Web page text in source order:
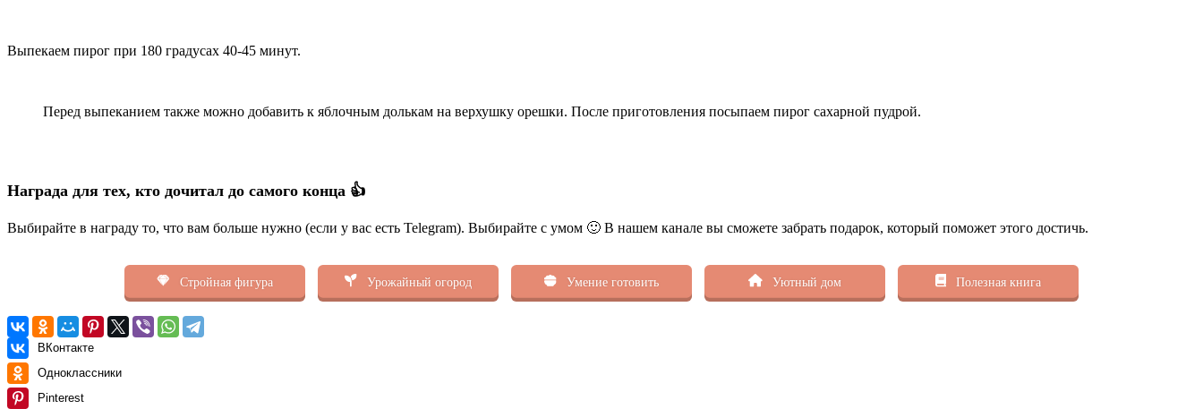
Выпекаем пирог при 180 градусах 40-45 минут.
Перед выпеканием также можно добавить к яблочным долькам на верхушку орешки. После приготовления посыпаем пирог сахарной пудрой.
Награда для тех, кто дочитал до самого конца 👍
Выбирайте в награду то, что вам больше нужно (если у вас есть Telegram). Выбирайте с умом 🙂 В нашем канале вы сможете забрать подарок, который поможет этого достичь.
Стройная фигура Урожайный огород Умение готовить Уютный дом Полезная книга
ВКонтакте
Одноклассники
Pinterest